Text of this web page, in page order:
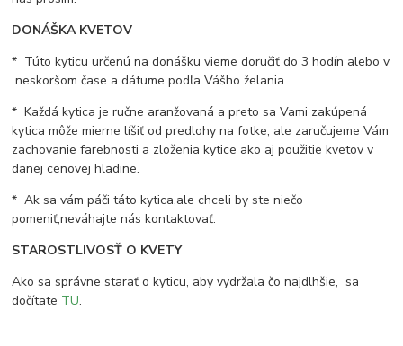
DONÁŠKA KVETOV
* Túto kyticu určenú na donášku vieme doručiť do 3 hodín alebo v
neskoršom čase a dátume podľa Vášho želania.
* Každá kytica je ručne aranžovaná a preto sa Vami zakúpená
kytica môže mierne líšiť od predlohy na fotke, ale zaručujeme Vám
zachovanie farebnosti a zloženia kytice ako aj použitie kvetov v
danej cenovej hladine.
* Ak sa vám páči táto kytica,ale chceli by ste niečo
pomeniť,neváhajte nás kontaktovať.
STAROSTLIVOSŤ O KVETY
Ako sa správne starať o kyticu, aby vydržala čo najdlhšie, sa
dočítate TU.